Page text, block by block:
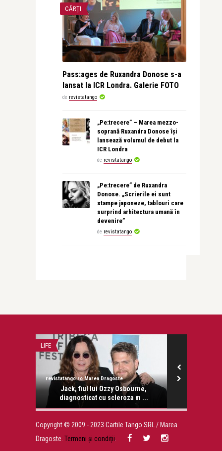
CĂRȚI
Pass:ages de Ruxandra Donose s-a
lansat la ICR Londra. Galerie FOTO
de revistatango
„Pe:trecere” – Marea mezzo-
soprană Ruxandra Donose își
lansează volumul de debut la
ICR Londra
de revistatango
„Pe:trecere” de Ruxandra
Donose. „Scrierile ei sunt
stampe japoneze, tablouri care
surprind arhitectura umană în
devenire”
de revistatango
LIFE
revistatango.ro Marea Dragoste
Jack, fiul lui Ozzy Osbourne,
diagnosticat cu scleroza m ...
Copyright © 2009 - 2023 Cartile Tango SRL / Marea
Dragoste. Termeni și condiții